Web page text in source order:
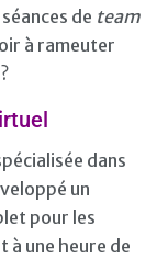
de team
à rameuter
dans
un
pour les
une heure de